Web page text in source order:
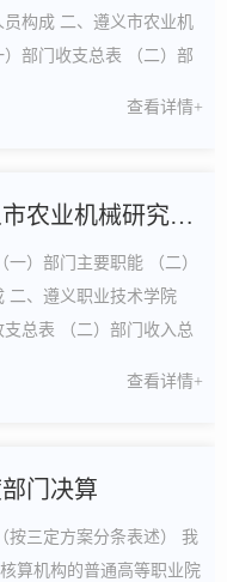
员构成 二、遵义市农业机
部门收支总表 （二）部
查看详情+
遵义职业技术学院（含遵义市农业机械研究所）2020年部门预算...
）部门主要职能 （二）
二、遵义职业技术学院
总表 （二）部门收入总
查看详情+
门决算
按三定方案分条表述） 我
算机构的普通高等职业院